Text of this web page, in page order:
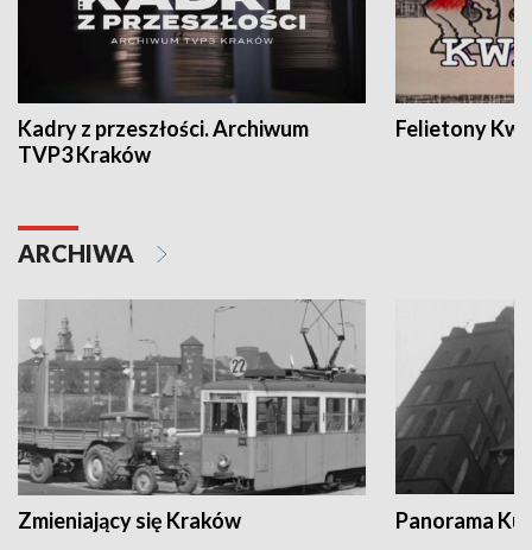
Kadry z przeszłości. Archiwum
TVP3 Kraków
Felietony
ARCHIWA
Zmieniający się Kraków Panorama